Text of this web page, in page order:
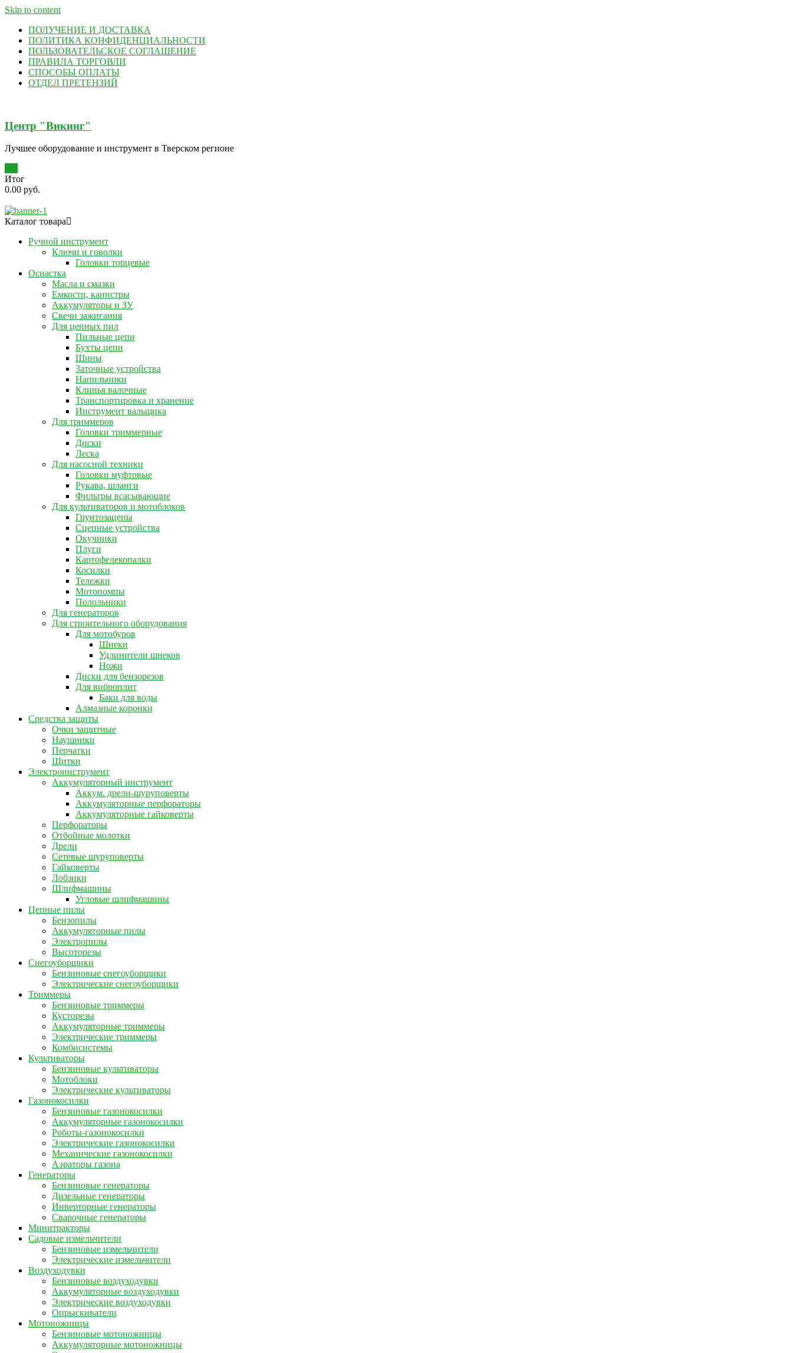
Skip to content
ПОЛУЧЕНИЕ И ДОСТАВКА
ПОЛИТИКА КОНФИДЕНЦИАЛЬНОСТИ
ПОЛЬЗОВАТЕЛЬСКОЕ СОГЛАШЕНИЕ
ПРАВИЛА ТОРГОВЛИ
СПОСОБЫ ОПЛАТЫ
ОТДЕЛ ПРЕТЕНЗИЙ
Центр "Викинг"
Лучшее оборудование и инструмент в Тверском регионе
Итог
0.00 руб.
Каталог товара
Ручной инструмент
Ключи и говолки
Головки торцевые
Оснастка
Масла и смазки
Емкости, канистры
Аккумуляторы и ЗУ
Свечи зажигания
Для цепных пил
Пильные цепи
Бухты цепи
Шины
Заточные устройства
Напильники
Клинья валочные
Транспортировка и хранение
Инструмент вальщика
Для триммеров
Головки триммерные
Диски
Леска
Для насосной техники
Головки муфтовые
Рукава, шланги
Фильтры всасывающие
Для культиваторов и мотоблоков
Грунтозацепы
Сцепные устройства
Окучники
Плуги
Картофелекопалки
Косилки
Тележки
Мотопомпы
Полольники
Для генераторов
Для строительного оборудования
Для мотобуров
Шнеки
Удлинители шнеков
Ножи
Диски для бензорезов
Для виброплит
Баки для воды
Алмазные коронки
Средства защиты
Очки защитные
Наушники
Перчатки
Щитки
Электроинструмент
Аккумуляторный инструмент
Аккум. дрели-шуруповерты
Аккумуляторные перфораторы
Аккумуляторные гайковерты
Перфораторы
Отбойные молотки
Дрели
Сетевые шуруповерты
Гайковерты
Лобзики
Шлифмашины
Угловые шлифмашины
Цепные пилы
Бензопилы
Аккумуляторные пилы
Электропилы
Высоторезы
Снегоуборщики
Бензиновые снегоуборщики
Электрические снегоуборщики
Триммеры
Бензиновые триммеры
Кусторезы
Аккумуляторные триммеры
Электрические триммеры
Комбисистемы
Культиваторы
Бензиновые культиваторы
Мотоблоки
Электрические культиваторы
Газонокосилки
Бензиновые газонокосилки
Аккумуляторные газонокосилки
Роботы-газонокосилки
Электрические газонокосилки
Механические газонокосилки
Аэраторы газона
Генераторы
Бензиновые генераторы
Дизельные генераторы
Инверторные генераторы
Сварочные генераторы
Минитракторы
Садовые измельчители
Бензиновые измельчители
Электрические измельчители
Воздуходувки
Бензиновые воздуходувки
Аккумуляторные воздуходувки
Электрические воздуходувки
Опрыскиватели
Мотоножницы
Бензиновые мотоножницы
Аккумуляторные мотоножницы